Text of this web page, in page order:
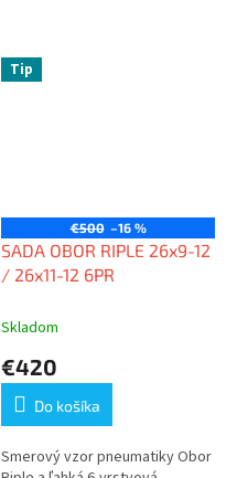
Tip
€500 –16 %
SADA OBOR RIPLE 26x9-12
/ 26x11-12 6PR
Skladom
€420
Do košíka
Smerový vzor pneumatiky Obor